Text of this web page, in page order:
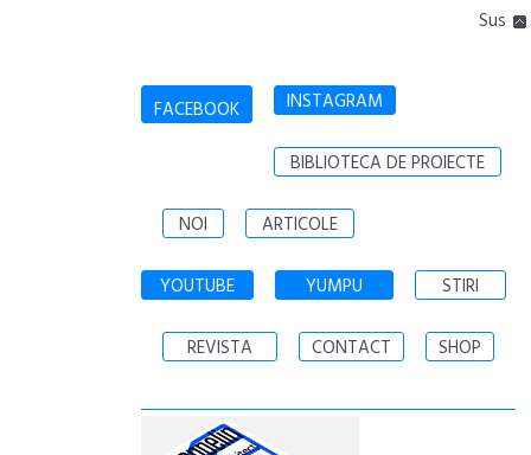
Sus
FACEBOOK INSTAGRAM
BIBLIOTECA DE PROIECTE
NOI ARTICOLE
YOUTUBE YUMPU STIRI
REVISTA CONTACT SHOP